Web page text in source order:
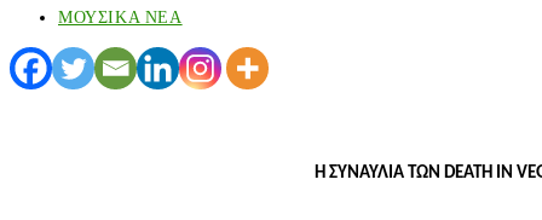
ΜΟΥΣΙΚΑ ΝΕΑ
Η ΣΥΝΑΥΛΙΑ ΤΩΝ DEATH IN